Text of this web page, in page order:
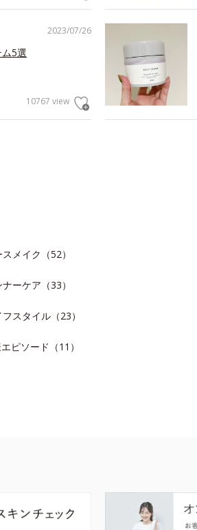
2023/07/26
5選
10767 view
メイク（52）
ーケア（33）
スタイル（23）
ピソード（11）